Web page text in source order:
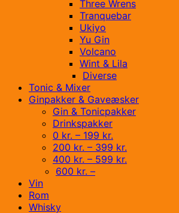
Three Wrens
Tranquebar
Ukiyo
Yu Gin
Volcano
Wint & Lila
Diverse
Tonic & Mixer
Ginpakker & Gaveæsker
Gin & Tonicpakker
Drinkspakker
0 kr. – 199 kr.
200 kr. – 399 kr.
400 kr. – 599 kr.
600 kr. –
Vin
Rom
Whisky